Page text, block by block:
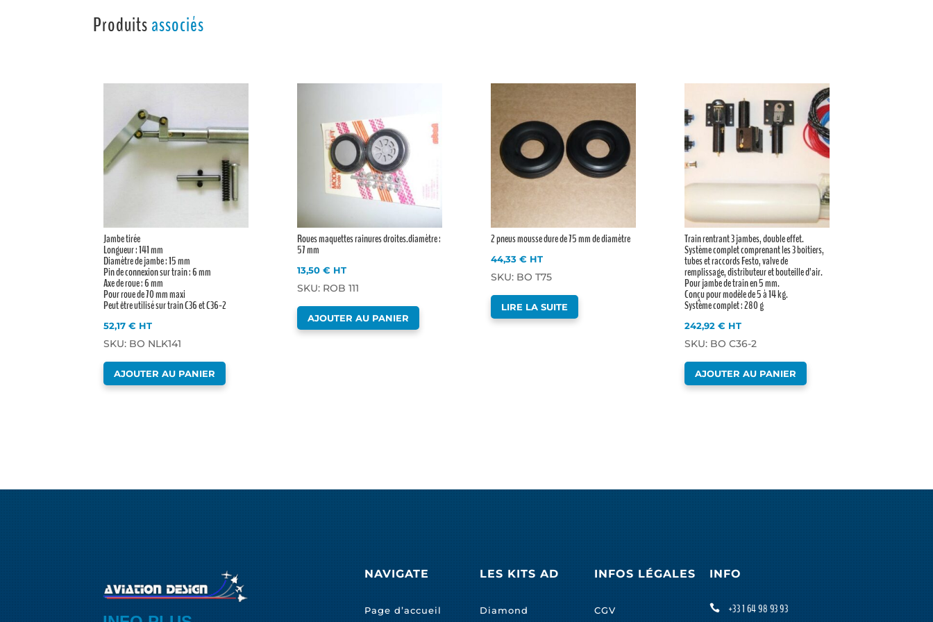
Produitsassociés
Jambe tirée
Longueur : 141 mm
Diamètre de jambe : 15 mm
Pin de connexion sur train : 6 mm
Axe de roue : 6 mm
Pour roue de 70 mm maxi
Peut être utilisé sur train C36 et C36-2
52,17€ HT
SKU: BO NLK141
AJOUTER AU PANIER
Roues maquettes rainures droites.diamètre :
57 mm
13,50€ HT
SKU: ROB 111
AJOUTER AU PANIER
2 pneus mousse dure de 75 mm de diamètre
44,33€ HT
SKU: BO T75
LIRE LA SUITE
Train rentrant 3 jambes, double effet.
Système complet comprenant les 3 boîtiers,
tubes et raccords Festo, valve de
remplissage, distributeur et bouteille d’air.
Pour jambe de train en 5 mm.
Conçu pour modèle de 5 à 14 kg.
Système complet : 280 g
242,92€ HT
SKU: BO C36-2
AJOUTER AU PANIER
NAVIGATE
Page d’accueil
LES KITS AD
Diamond
INFOS LÉGALES
CGV
INFO
 +33 1 64 98 93 93